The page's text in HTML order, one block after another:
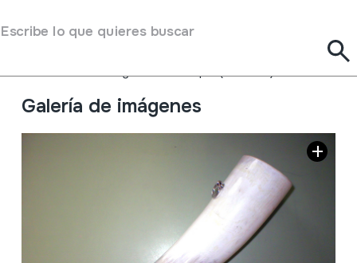
Escribe lo que quieres buscar
Autor Modele 'Elles'. Depose Made in France.
Aerófonos->Lengüetas->Simple (clarinete)
Galería de imágenes